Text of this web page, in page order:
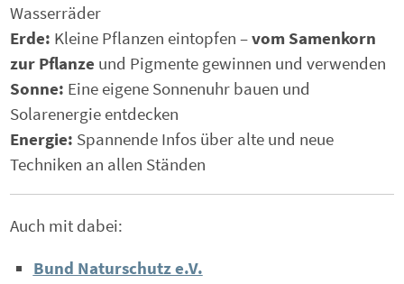
Wasserräder
Erde: Kleine Pflanzen eintopfen –vom Samenkorn
zur Pflanze und Pigmente gewinnen und verwenden
Sonne: Eine eigene Sonnenuhr bauen und
Solarenergie entdecken
Energie: Spannende Infos über alte und neue
Techniken an allen Ständen
Auch mit dabei:
Bund Naturschutz e.V.